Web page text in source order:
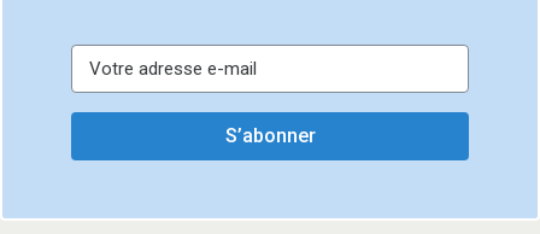
S’abonner